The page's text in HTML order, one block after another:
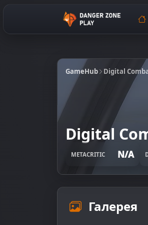
GameHub Digital
Digital
METACRITIC N/A
Галерея